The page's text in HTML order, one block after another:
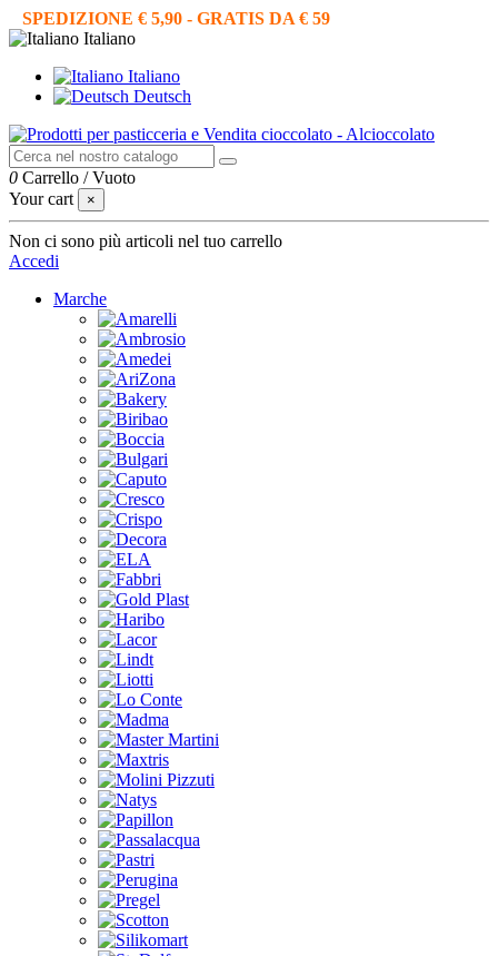
SPEDIZIONE € 5,90 - GRATIS DA € 59
Italiano
Italiano
Deutsch
0 Carrello /Vuoto
Your cart
×
Non ci sono più articoli nel tuo carrello
Accedi
Marche